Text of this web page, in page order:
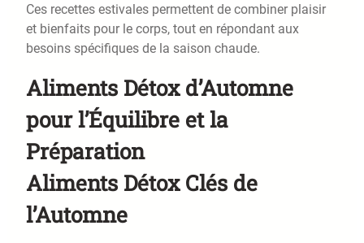
Ces recettes estivales permettent de combiner plaisir
et bienfaits pour le corps, tout en répondant aux
besoins spécifiques de la saison chaude.
Aliments Détox d’Automne
pour l’Équilibre et la
Préparation
Aliments Détox Clés de
l’Automne